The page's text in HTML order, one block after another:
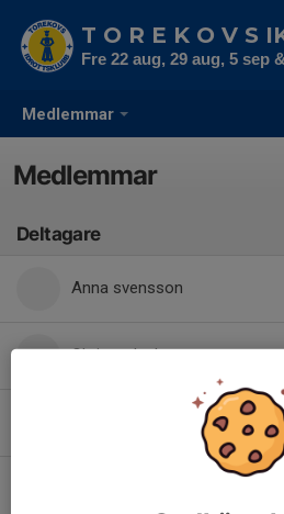
Medlemmar
T O R E K O V S
Fre 22 aug, 29 aug, 5 sep
Medlemmar
Deltagare
Anna svensson
Christer Isaksson